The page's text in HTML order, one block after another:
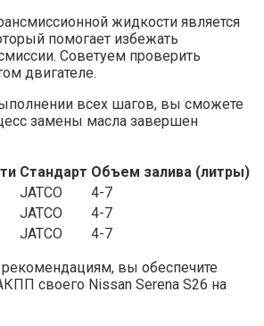
жидкости является
помогает избежать
Советуем проверить
двигателе.
всех шагов, вы сможете
замены масла завершен
Стандарт Объем залива (литры)
JATCO
4-7
JATCO
4-7
JATCO
4-7
вы обеспечите
своего Nissan Serena S26 на